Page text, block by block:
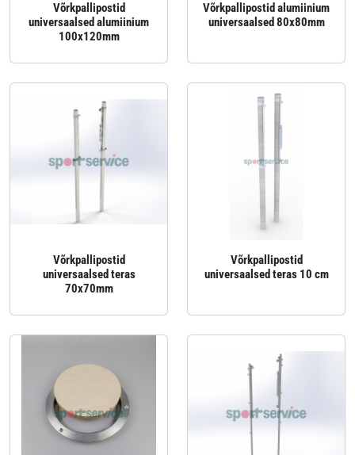
Võrkpallipostid
universaalsed alumiinium
100x120mm
Võrkpallipostid alumiinium
universaalsed 80x80mm
Võrkpallipostid
universaalsed teras
70x70mm
Võrkpallipostid
universaalsed teras 10 cm